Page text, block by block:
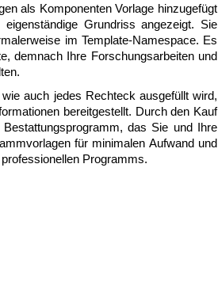
als Komponenten Vorlage hinzugefügt
Grundriss angezeigt. Sie
im Template-Namespace. Es
demnach Ihre Forschungsarbeiten und
auch jedes Rechteck ausgefüllt wird,
bereitgestellt. Durch den Kauf
das Sie und Ihre
für minimalen Aufwand und
Programms.